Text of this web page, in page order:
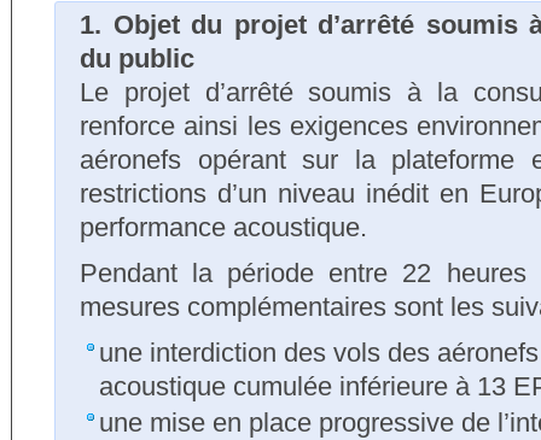
1. Objet du projet d’arrêté soumis
du public
Le projet d’arrêté soumis à la
renforce ainsi les exigences
aéronefs opérant sur la plateforme
restrictions d’un niveau inédit en
performance acoustique.
Pendant la période entre 22
mesures complémentaires sont les
une interdiction des vols des
acoustique cumulée inférieure à 13
une mise en place progressive de